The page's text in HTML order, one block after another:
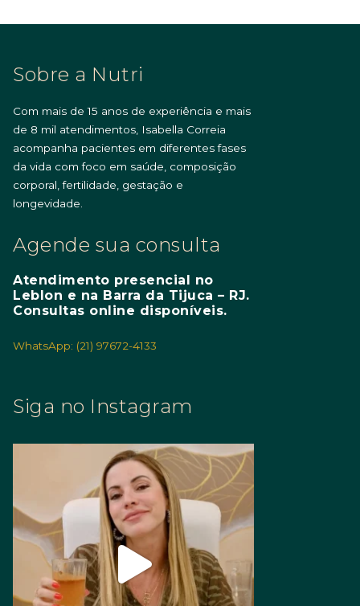
Sobre a Nutri
Com mais de 15 anos de experiência e mais
de 8 mil atendimentos, Isabella Correia
acompanha pacientes em diferentes fases
da vida com foco em saúde, composição
corporal, fertilidade, gestação e
longevidade.
Agende sua consulta
Atendimento presencial no
Leblon e na Barra da Tijuca – RJ.
Consultas online disponíveis.
WhatsApp: (21) 97672-4133
Siga no Instagram